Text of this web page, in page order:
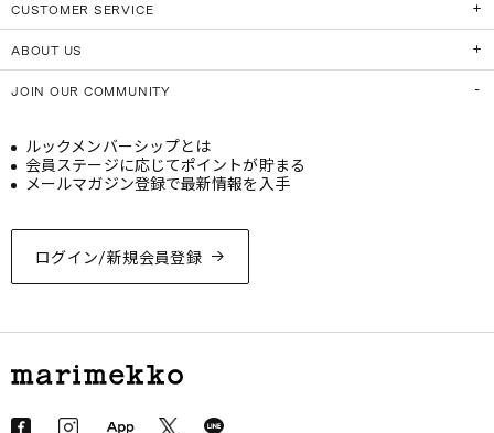
CUSTOMER SERVICE
ABOUT US
JOIN OUR COMMUNITY
ログイン/新規会員登録
ルックメンバーシップとは
会員ステージに応じてポイントが貯まる
メールマガジン登録で最新情報を入手